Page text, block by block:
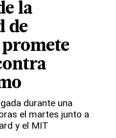
la
de
durante una
el martes junto a
y el MIT